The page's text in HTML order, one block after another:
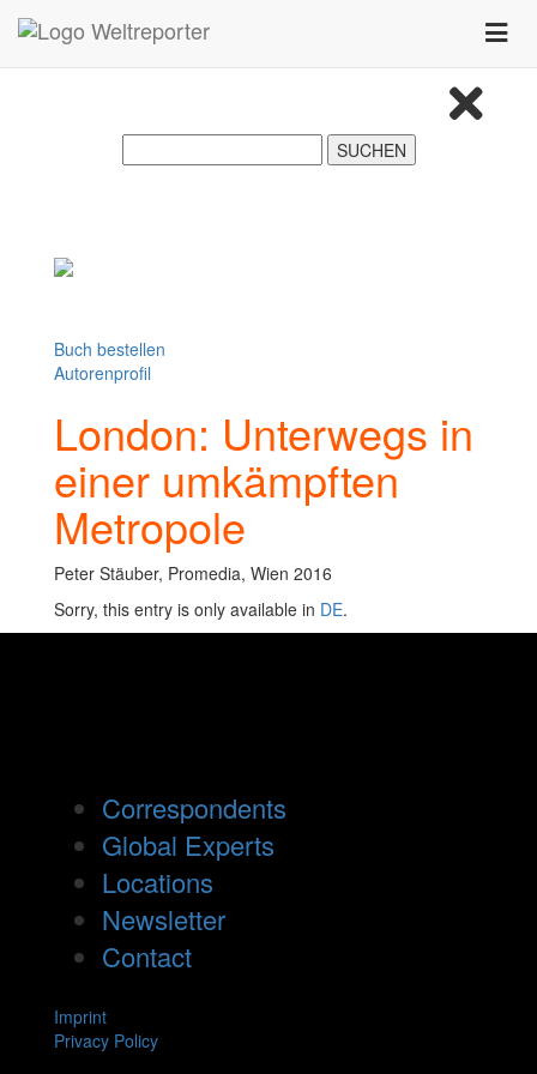
Zum Inhalt springen
Toggle
Buch bestellen
Autorenprofil
London: Unterwegs in
einer umkämpften
Metropole
Peter Stäuber, Promedia, Wien 2016
Sorry, this entry is only available in DE.
Correspondents
Global Experts
Locations
Newsletter
Contact
Imprint
Privacy Policy